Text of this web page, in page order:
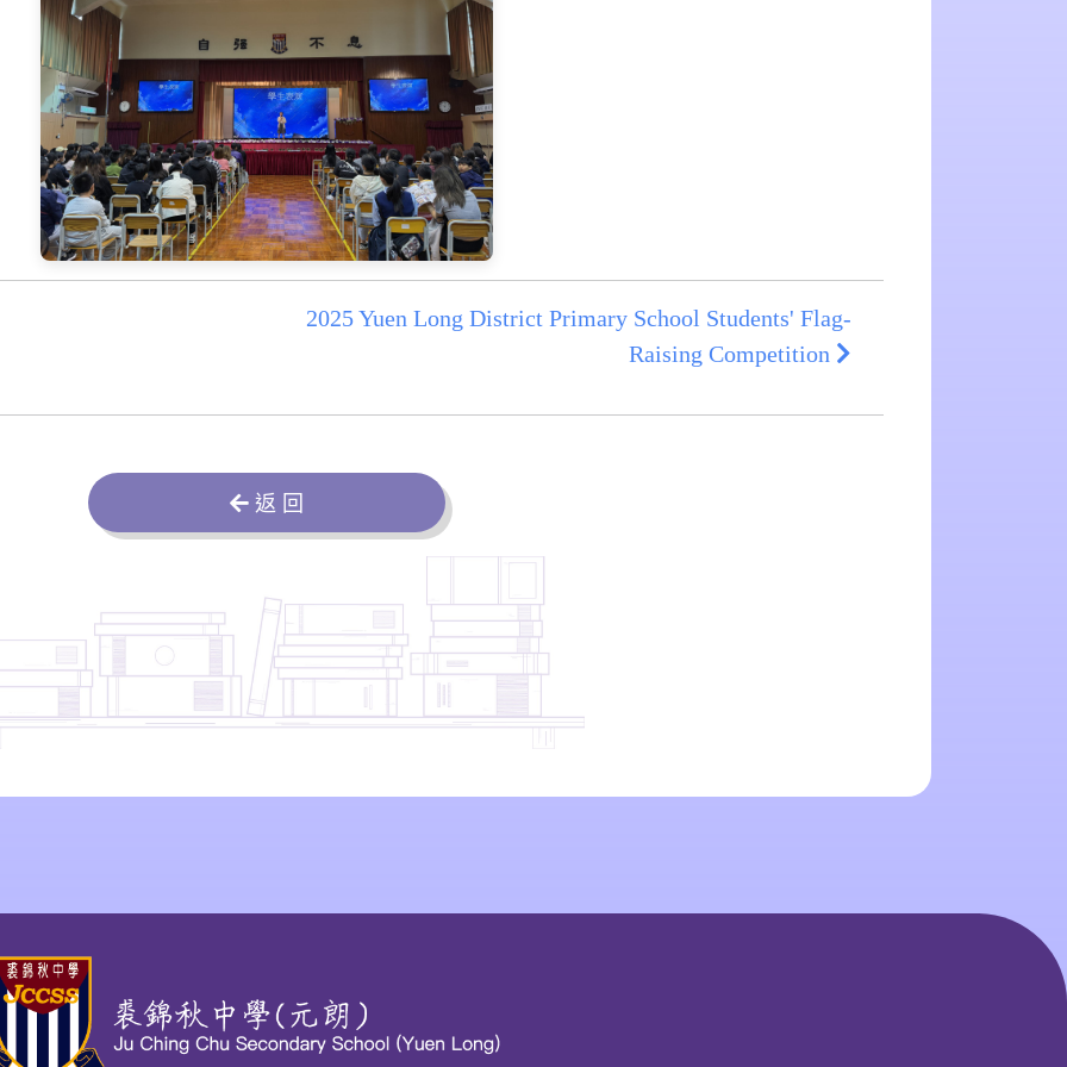
2025 Yuen Long District Primary School Students' Flag-
Raising Competition
返 回